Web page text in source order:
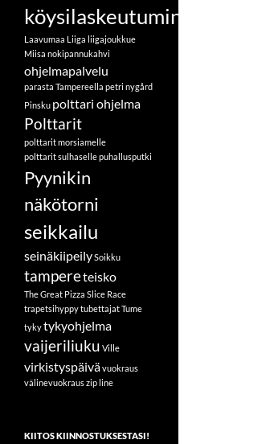
köysilaskeutuminen
Laavumaa Liiga liigajoukkue
Miisa nokipannukahvi
ohjelmapalvelu
parasta Tampereella petri nygård
Pinsku polttari ohjelma
Polttarit
polttarit morsiamelle
polttarit sulhasellepuhallusputki
Pyynikin
näkötorni
seikkailu
seinäkiipeilySoikku
tampereteisko
The Great Pizza Slice Race
trapetsihyppytubettajatTume
tykytykyohjelma
vaijeriliuku Ville
virkistyspäivävuokraus
välinevuokrauszip line
KIITOS KIINNOSTUKSESTASI!